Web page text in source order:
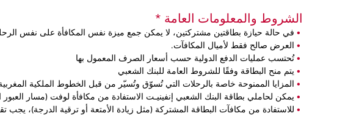
الشروط والمعلومات العامة *
في حالة حيازة بطاقتين مشتركتين، لا يمكن جمع ميزة نفس المكافأة على نفس
العرض صالح فقط لأميال المكافآت.
تُحتسب عمليات الدفع الدولية حسب أسعار الصرف المعمول بها
يتم منح البطاقة وفقًا للشروط العامة للبنك الشعبي
المزايا الممنوحة خاصة بالرحلات التي تُسوّق وتُسيّر من قبل الخطوط الملكية
يمكن لحاملي بطاقة البنك الشعبي إنفينيـت الاستفادة من مكافأة لوفت (مسار
للاستفادة من مكافآت البطاقة المشتركة (مثل زيادة الأمتعة أو ترقية الدرجة)، يجب تقديم الطلب قبل 72 ساعة عمل من موعد